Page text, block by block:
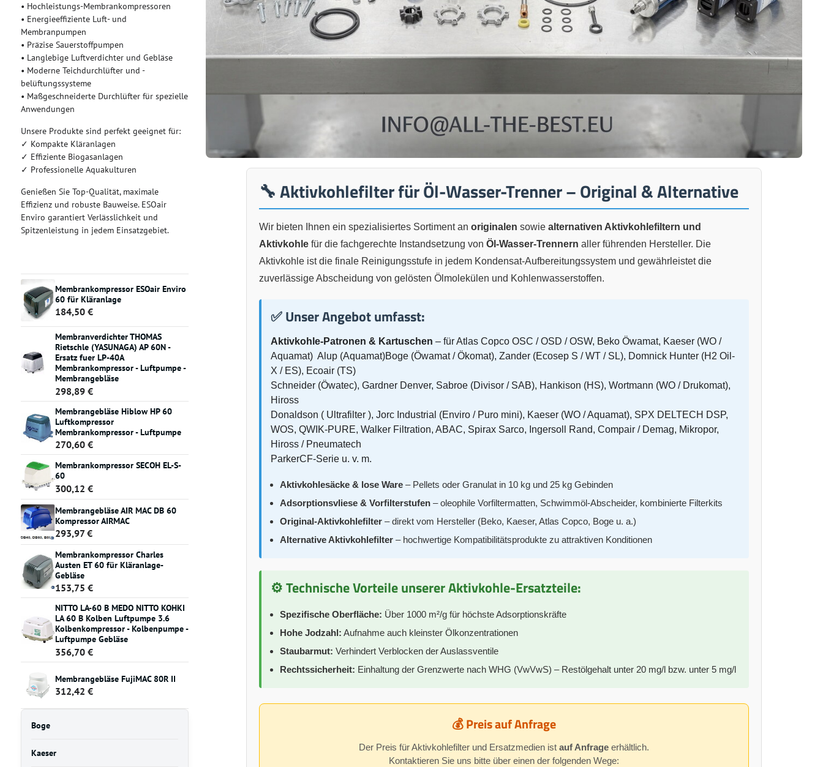
🔧 Aktivkohlefilter für Öl-Wasser-Trenner – Original & Alternative
Wir bieten Ihnen ein spezialisiertes Sortiment anoriginalen sowiealternativen Aktivkohlefiltern und
Aktivkohlefür die fachgerechte Instandsetzung vonÖl-Wasser-Trennern aller führenden Hersteller. Die
Aktivkohle ist die finale Reinigungsstufe in jedem Kondensat-Aufbereitungssystem und gewährleistet die
zuverlässige Abscheidung von gelösten Ölmolekülen und Kohlenwasserstoffen.
✅ Unser Angebot umfasst:
Aktivkohle-Patronen & Kartuschen – für Atlas Copco OSC / OSD / OSW, Beko Öwamat, Kaeser (WO /
Aquamat) Alup (Aquamat)Boge (Öwamat / Ökomat), Zander (Ecosep S / WT / SL), Domnick Hunter (H2 Oil-
X / ES), Ecoair (TS)
Schneider (Öwatec), Gardner Denver, Sabroe (Divisor / SAB), Hankison (HS), Wortmann (WO / Drukomat),
Hiross
Donaldson ( Ultrafilter ), Jorc Industrial (Enviro / Puro mini), Kaeser (WO / Aquamat), SPX DELTECH DSP,
WOS, QWIK-PURE, Walker Filtration, ABAC, Spirax Sarco, Ingersoll Rand, Compair / Demag, Mikropor,
Hiross / Pneumatech
ParkerCF-Serie u. v. m.
Aktivkohlesäcke & lose Ware – Pellets oder Granulat in 10 kg und 25 kg Gebinden
Adsorptionsvliese & Vorfilterstufen – oleophile Vorfiltermatten, Schwimmöl-Abscheider, kombinierte Filterkits
Original-Aktivkohlefilter – direkt vom Hersteller (Beko, Kaeser, Atlas Copco, Boge u. a.)
Alternative Aktivkohlefilter – hochwertige Kompatibilitätsprodukte zu attraktiven Konditionen
⚙️ Technische Vorteile unserer Aktivkohle-Ersatzteile:
Spezifische Oberfläche: Über 1000 m²/g für höchste Adsorptionskräfte
Hohe Jodzahl: Aufnahme auch kleinster Ölkonzentrationen
Staubarmut: Verhindert Verblocken der Auslassventile
Rechtssicherheit: Einhaltung der Grenzwerte nach WHG (VwVwS) – Restölgehalt unter 20 mg/l bzw. unter 5 mg/l
💰 Preis auf Anfrage
Der Preis für Aktivkohlefilter und Ersatzmedien istauf Anfrage erhältlich.
Kontaktieren Sie uns bitte über einen der folgenden Wege:
• Hochleistungs-Membrankompressoren
• Energieeffiziente Luft- und
Membranpumpen
• Präzise Sauerstoffpumpen
• Langlebige Luftverdichter und Gebläse
• Moderne Teichdurchlüfter und -
belüftungssysteme
• Maßgeschneiderte Durchlüfter für spezielle
Anwendungen
Unsere Produkte sind perfekt geeignet für:
✓ Kompakte Kläranlagen
✓ Effiziente Biogasanlagen
✓ Professionelle Aquakulturen
Genießen Sie Top-Qualität, maximale
Effizienz und robuste Bauweise. ESOair
Enviro garantiert Verlässlichkeit und
Spitzenleistung in jedem Einsatzgebiet.
Membrankompressor ESOair Enviro
60 für Kläranlage
184,50 €
Membranverdichter THOMAS
Rietschle (YASUNAGA) AP 60N -
Ersatz fuer LP-40A
Membrankompressor - Luftpumpe -
Membrangebläse
298,89 €
Membrangebläse Hiblow HP 60
Luftkompressor
Membrankompressor - Luftpumpe
270,60 €
Membrankompressor SECOH EL-S-
60
300,12 €
Membrangebläse AIR MAC DB 60
Kompressor AIRMAC
293,97 €
Membrankompressor Charles
Austen ET 60 für Kläranlage-
Gebläse
153,75 €
NITTO LA-60 B MEDO NITTO KOHKI
LA 60 B Kolben Luftpumpe 3.6
Kolbenkompressor - Kolbenpumpe -
Luftpumpe Gebläse
356,70 €
Membrangebläse FujiMAC 80R II
312,42 €
Boge
Kaeser